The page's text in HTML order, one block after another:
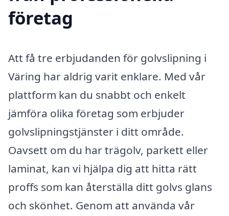
företag
Att få tre erbjudanden för golvslipning i
Väring har aldrig varit enklare. Med vår
plattform kan du snabbt och enkelt
jämföra olika företag som erbjuder
golvslipningstjänster i ditt område.
Oavsett om du har trägolv, parkett eller
laminat, kan vi hjälpa dig att hitta rätt
proffs som kan återställa ditt golvs glans
och skönhet. Genom att använda vår